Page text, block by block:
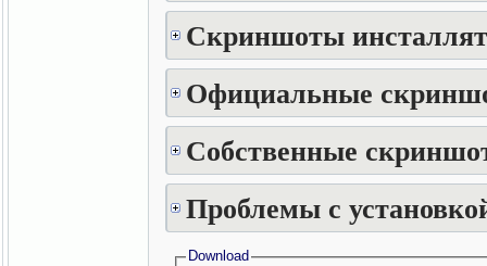
Скриншоты
Официальные
Собственные
Проблемы с
Download